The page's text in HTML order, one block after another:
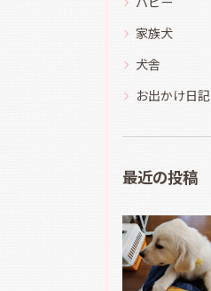
家族犬
犬舎
お出かけ日記
最近の投稿